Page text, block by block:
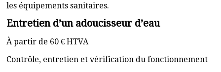
les équipements sanitaires.
Entretien d’un adoucisseur d’eau
À partir de 60 € HTVA
Contrôle, entretien et vérification du fonctionnement